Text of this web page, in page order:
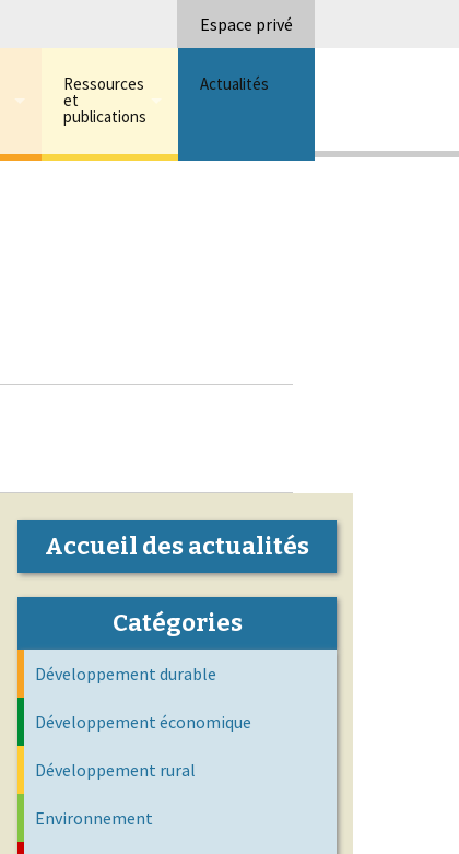
Espace privé
Ressources
et
publications
Actualités
Accueil des actualités
Catégories
Développement durable
Développement économique
Développement rural
Environnement